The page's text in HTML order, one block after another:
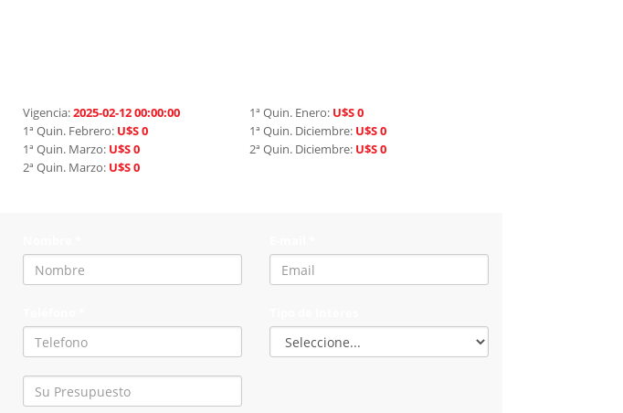
Vigencia:2025-02-12 00:00:00 1ª Quin. Enero: U$S 0
1ª Quin. Febrero: U$S 0 1ª Quin. Diciembre: U$S 0
1ª Quin. Marzo: U$S 0 2ª Quin. Diciembre: U$S 0
2ª Quin. Marzo: U$S 0